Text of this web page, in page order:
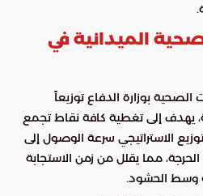
الميدانية في
الصحية بوزارة الدفاع توزيعاً
يهدف إلى تغطية كافة نقاط تجمع
الاستراتيجي سرعة الوصول إلى
مما يقلل من زمن الاستجابة
وسط الحشود.